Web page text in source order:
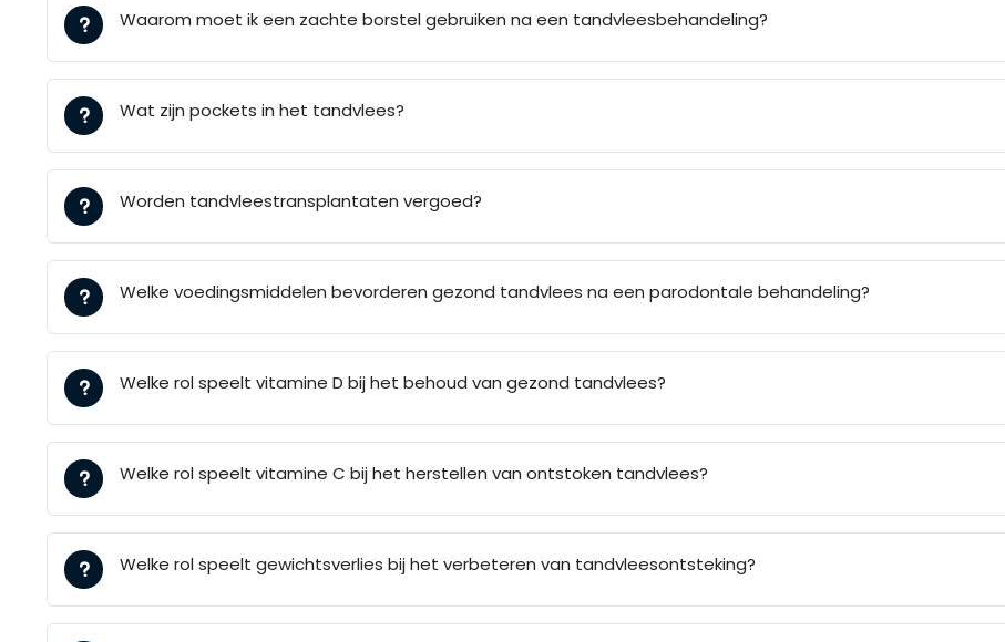
Waarom moet ik een zachte borstel gebruiken na een tandvleesbehandeling?
Wat zijn pockets in het tandvlees?
Worden tandvleestransplantaten vergoed?
Welke voedingsmiddelen bevorderen gezond tandvlees na een parodontale behandeling?
Welke rol speelt vitamine D bij het behoud van gezond tandvlees?
Welke rol speelt vitamine C bij het herstellen van ontstoken tandvlees?
Welke rol speelt gewichtsverlies bij het verbeteren van tandvleesontsteking?